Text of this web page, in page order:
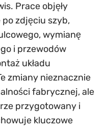
Prace objęły
zdjęciu szyb,
wymianę
i przewodów
układu
zmiany nieznacznie
fabrycznej, ale
przygotowany i
kluczowe